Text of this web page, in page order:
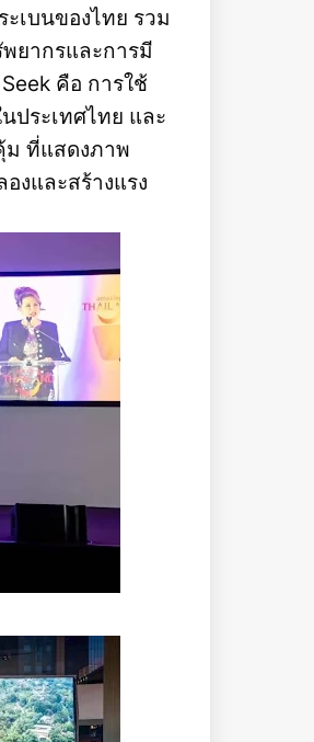
เบนของไทย รวม
ยากรและการมี
คือ การใช้
ประเทศไทย และ
ม ที่แสดงภาพ
งและสร้างแรง